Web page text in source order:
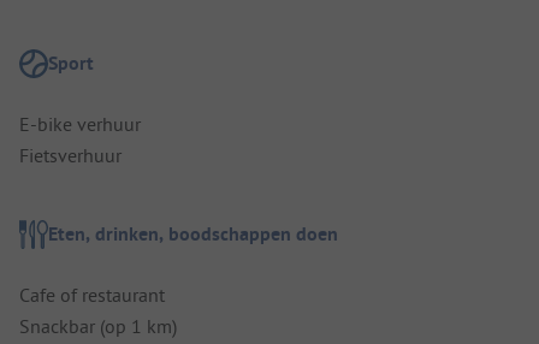
Sport
E-bike verhuur
Fietsverhuur
Eten, drinken, boodschappen doen
Cafe of restaurant
Snackbar (op 1 km)